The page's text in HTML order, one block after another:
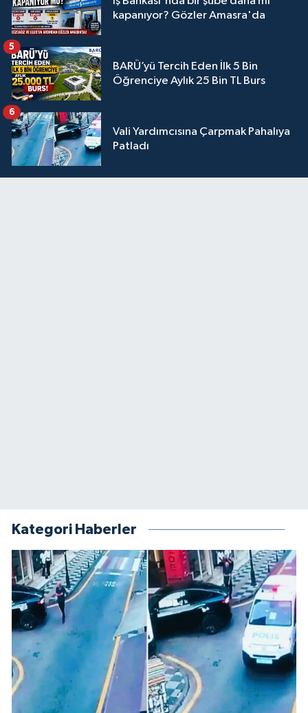
kapanıyor? Gözler Amasra'da
BARÜ’yü Tercih Eden İlk 5 Bin
Öğrenciye Aylık 25 Bin TL Burs
5
Vali Yardımcısına Çarpmak Pahalıya
Patladı
6
Kategori Haberler